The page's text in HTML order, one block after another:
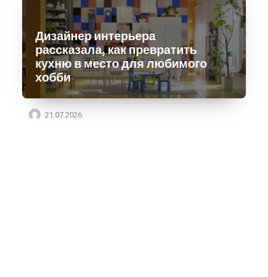
Дизайнер интерьера
рассказала, как превратить
кухню в место для любимого
хобби
21.07.2026